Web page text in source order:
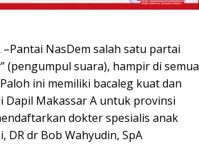
–Pantai NasDem salah satu partai
(pengumpul suara), hampir di semua
ini memiliki bacaleg kuat dan
Makassar A untuk provinsi
dokter spesialis anak
DR dr Bob Wahyudin, SpA